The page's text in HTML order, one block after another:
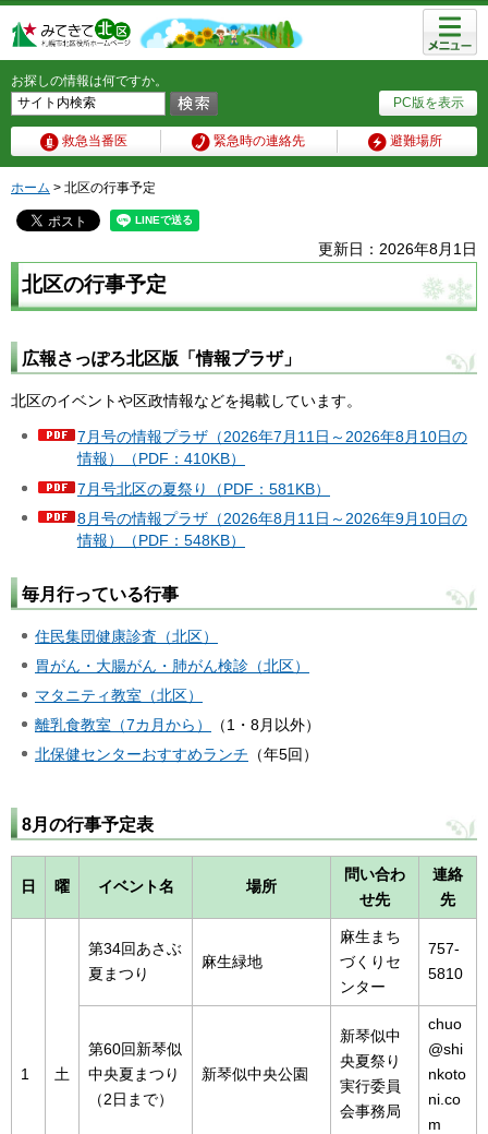
PC版を表示
お探しの情報は何ですか。
救急当番医 緊急時の連絡先 避難場所
メニュ
ー
ホーム > 北区の行事予定
更新日：2026年8月1日
北区の行事予定
広報さっぽろ北区版「情報プラザ」
北区のイベントや区政情報などを掲載しています。
7月号の情報プラザ（2026年7月11日～2026年8月10日の
情報）（PDF：410KB）
7月号北区の夏祭り（PDF：581KB）
8月号の情報プラザ（2026年8月11日～2026年9月10日の
情報）（PDF：548KB）
毎月行っている行事
住民集団健康診査（北区）
胃がん・大腸がん・肺がん検診（北区）
マタニティ教室（北区）
離乳食教室（7カ月から）
（1・8月以外）
北保健センターおすすめランチ （年5回）
8月の行事予定表
日 曜 イベント名 場所
問い合わ
せ先
連絡
先
1 土
第34回あさぶ
夏まつり
麻生緑地
麻生まち
づくりセ
ンター
757-
5810
第60回新琴似
中央夏まつり
（2日まで）
新琴似中央公園
新琴似中
央夏祭り
実行委員
会事務局
chuo
@shi
nkoto
ni.co
m